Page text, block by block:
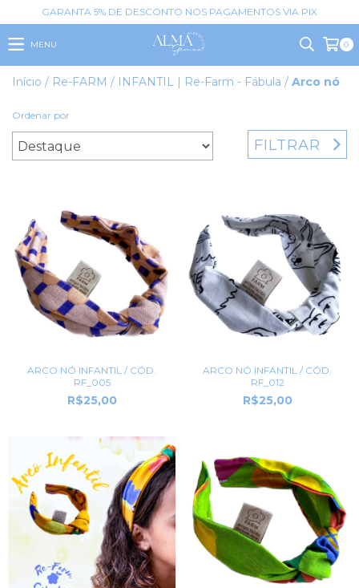
GARANTA 5% DE DESCONTO NOS PAGAMENTOS VIA PIX
MENU 0
Início / Re-FARM / INFANTIL | Re-Farm - Fábula / Arco nó
Ordenar por
FILTRAR
ARCO NÓ INFANTIL / CÓD.
RF_005
R$25,00
ARCO NÓ INFANTIL / CÓD.
RF_012
R$25,00